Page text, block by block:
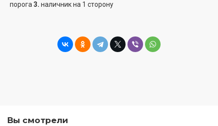
порога3. наличникна 1 сторону
Вы смотрели